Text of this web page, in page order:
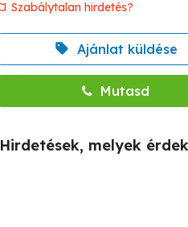
Szabálytalan hirdetés?
Ajánlat küldése
Mutasd
Hirdetések, melyek